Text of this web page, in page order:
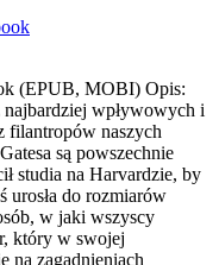
(EPUB, MOBI) Opis:
wpływowych i
filantropów naszych
są powszechnie
studia na Harvardzie, by
urosła do rozmiarów
w jaki wszy­scy
który w swojej
na zagadnieniach